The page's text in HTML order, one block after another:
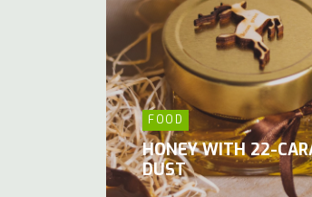
FOOD
HONEY WITH 22-
DUST